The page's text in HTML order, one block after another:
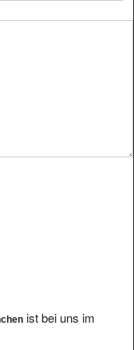
ist bei uns im